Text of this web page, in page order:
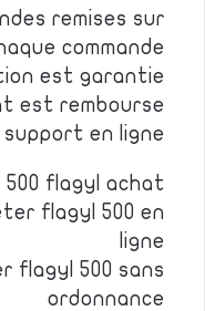
remises sur
commande
est garantie
est rembourse
support en ligne
flagyl achat
flagyl 500 en
ligne
flagyl 500 sans
ordonnance